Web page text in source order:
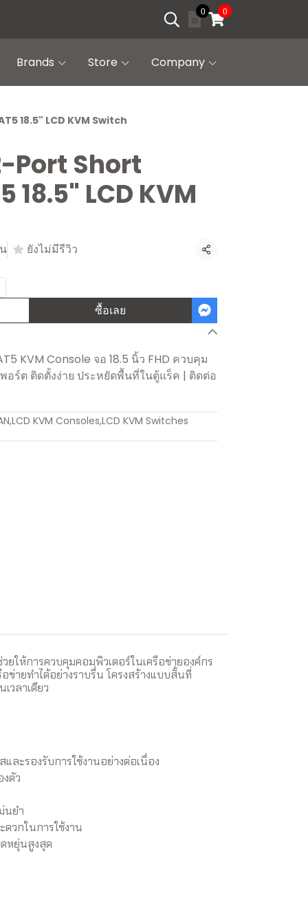
0 0
Brands Store Company
18.5" LCD KVM Switch
Port Short
18.5" LCD KVM
ยังไม่มีรีวิว
แชร์
ซื้อเลย
KVM Console จอ 18.5 นิ้ว FHD ควบคุม
อร์ต ติดตั้งง่าย ประหยัดพื้นที่ในตู้แร็ค | ติดต่อ
,LCD KVM Consoles,LCD KVM Switches
ยให้การควบคุมคอมพิวเตอร์ในเครือข่ายองค์กร
ข่ายทำได้อย่างราบรื่น โครงสร้างแบบสั้นที่
วลาเดียว
ละรองรับการใช้งานอย่างต่อเนื่อง
ตัว
นยำ
วกในการใช้งาน
ดหยุ่นสูงสุด